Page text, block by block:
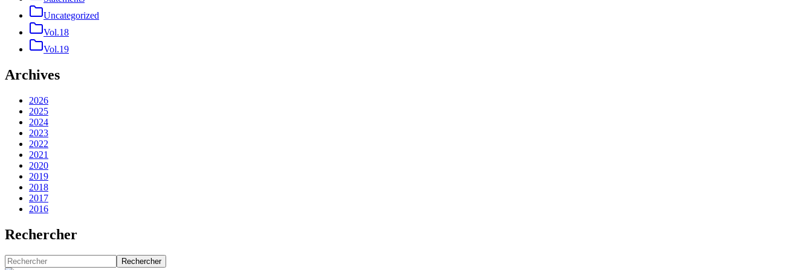
Uncategorized
Vol.18
Vol.19
Archives
2026
2025
2024
2023
2022
2021
2020
2019
2018
2017
2016
Rechercher
Rechercher